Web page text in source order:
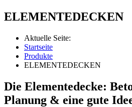
ELEMENTEDECKEN
Aktuelle Seite:
Startseite
Produkte
ELEMENTEDECKEN
Die Elementedecke:
Planung & eine gute